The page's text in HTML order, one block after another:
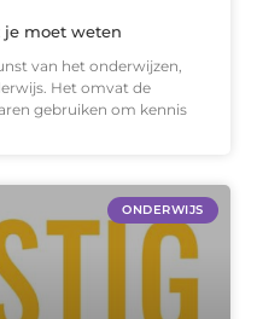
moet weten
van het onderwijzen,
Het omvat de
gebruiken om kennis
ONDERWIJS